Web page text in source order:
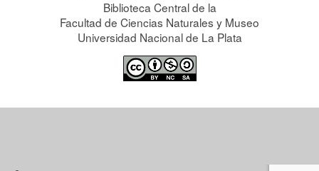
Biblioteca Central de la
Facultad de Ciencias Naturales y Museo
Universidad Nacional de La Plata